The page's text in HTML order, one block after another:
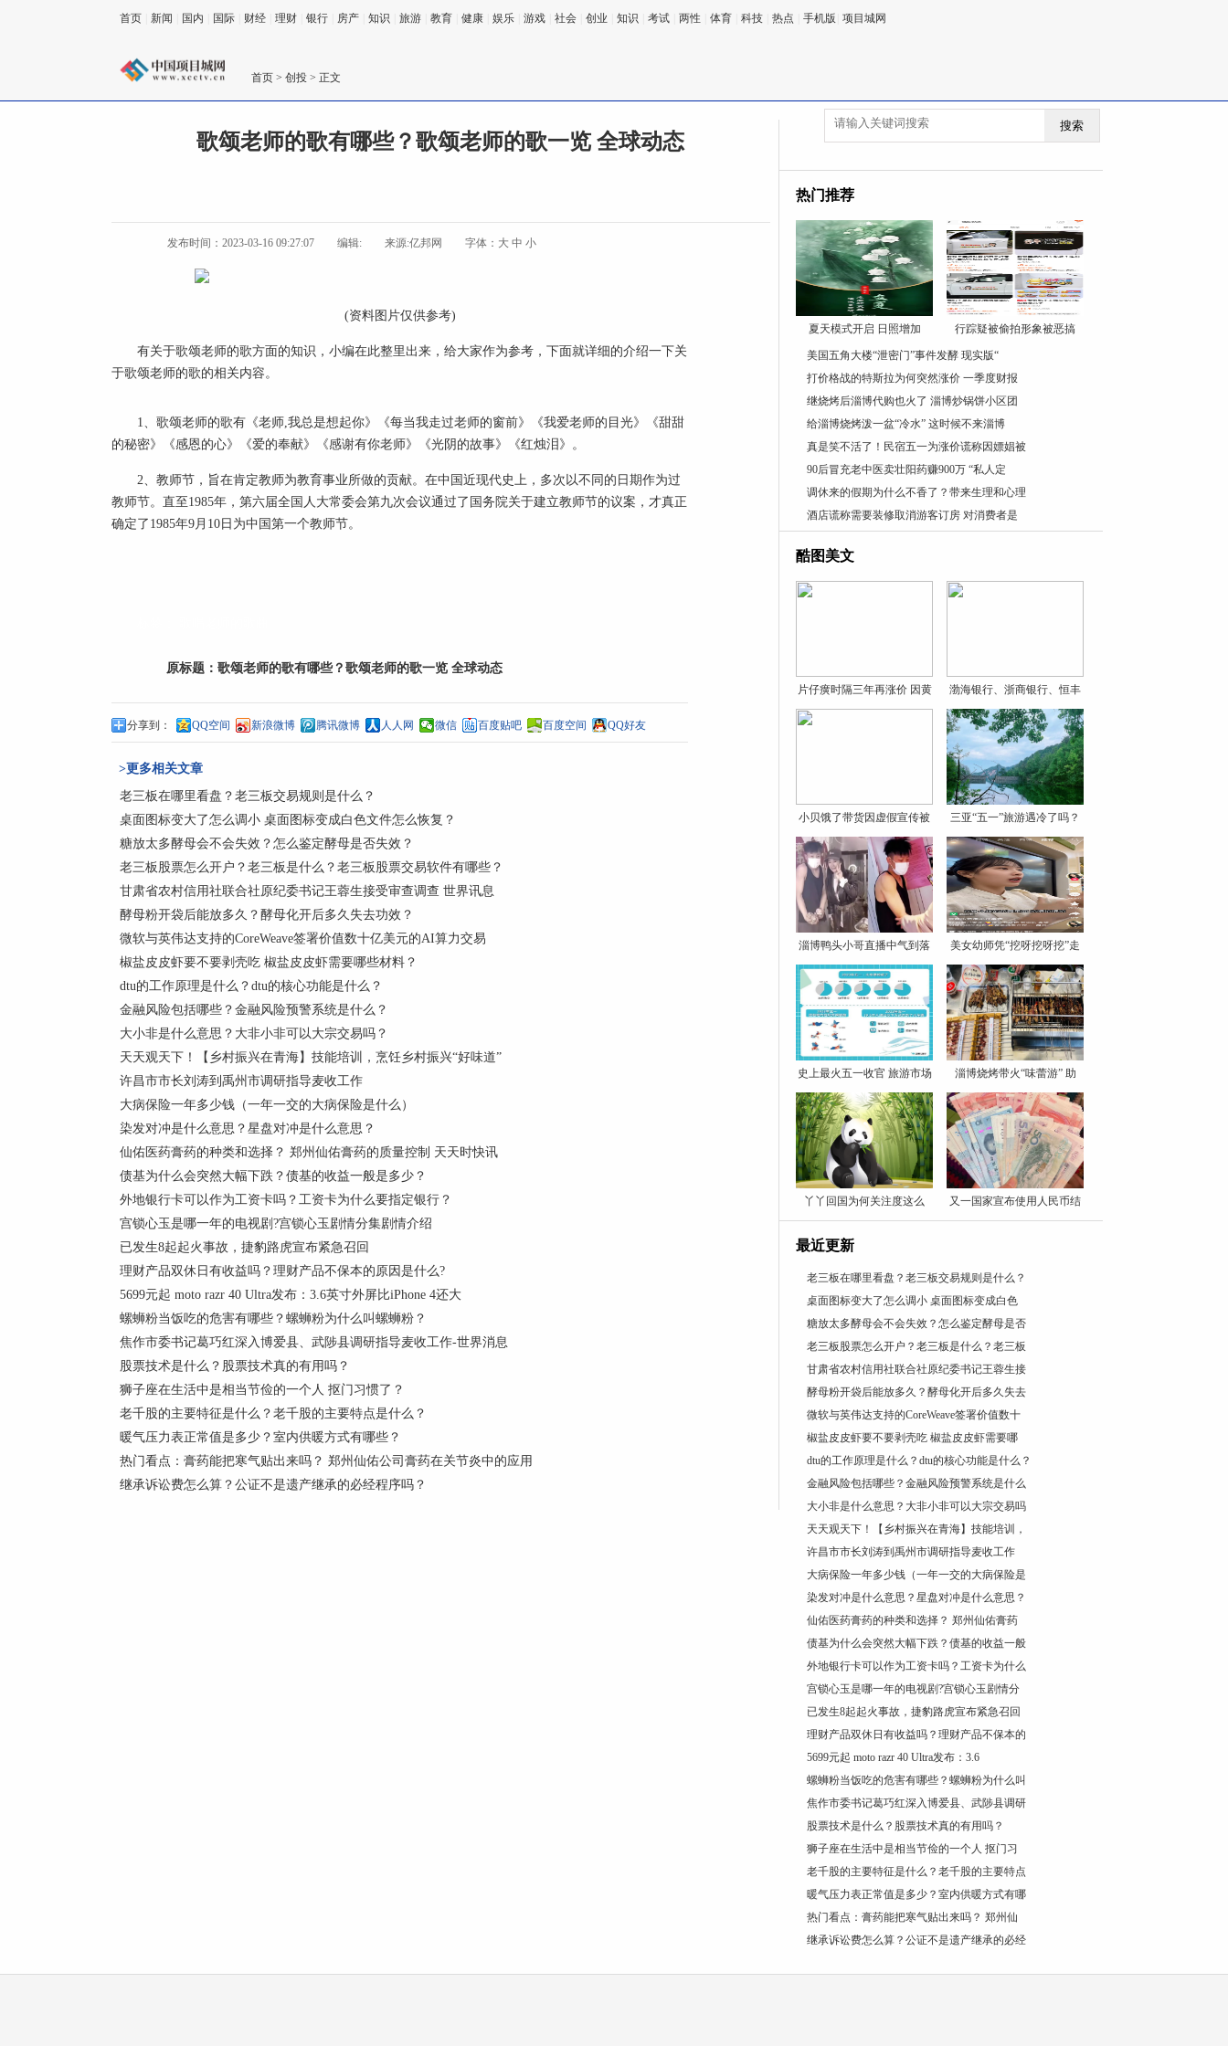
首页 新闻 国内 国际 财经 理财 银行 房产 知识 旅游 教育 健康 娱乐 游戏 社会 创业 知识 考试 两性 体育 科技 热点 手机版 项目城网
首页 > 创投 > 正文
搜索
歌颂老师的歌有哪些？歌颂老师的歌一览 全球动态
发布时间：2023-03-16 09:27:07 编辑: 来源:亿邦网 字体： 大 中 小
(资料图片仅供参考)
有关于歌颂老师的歌方面的知识，小编在此整里出来，给大家作为参考，下面就详细的介绍一下关
于歌颂老师的歌的相关内容。
1、歌颂老师的歌有《老师,我总是想起你》《每当我走过老师的窗前》《我爱老师的目光》《甜甜
的秘密》《感恩的心》《爱的奉献》《感谢有你老师》《光阴的故事》《红烛泪》。
2、教师节，旨在肯定教师为教育事业所做的贡献。在中国近现代史上，多次以不同的日期作为过
教师节。直至1985年，第六届全国人大常委会第九次会议通过了国务院关于建立教师节的议案，才真正
确定了1985年9月10日为中国第一个教师节。
原标题： 歌颂老师的歌有哪些？歌颂老师的歌一览 全球动态
分享到： QQ空间 新浪微博 腾讯微博 人人网 微信 百度贴吧 百度空间 QQ好友
>更多相关文章
老三板在哪里看盘？老三板交易规则是什么？
桌面图标变大了怎么调小 桌面图标变成白色文件怎么恢复？
糖放太多酵母会不会失效？怎么鉴定酵母是否失效？
老三板股票怎么开户？老三板是什么？老三板股票交易软件有哪些？
甘肃省农村信用社联合社原纪委书记王蓉生接受审查调查 世界讯息
酵母粉开袋后能放多久？酵母化开后多久失去功效？
微软与英伟达支持的CoreWeave签署价值数十亿美元的AI算力交易
椒盐皮皮虾要不要剥壳吃 椒盐皮皮虾需要哪些材料？
dtu的工作原理是什么？dtu的核心功能是什么？
金融风险包括哪些？金融风险预警系统是什么？
大小非是什么意思？大非小非可以大宗交易吗？
天天观天下！【乡村振兴在青海】技能培训，烹饪乡村振兴“好味道”
许昌市市长刘涛到禹州市调研指导麦收工作
大病保险一年多少钱（一年一交的大病保险是什么）
染发对冲是什么意思？星盘对冲是什么意思？
仙佑医药膏药的种类和选择？ 郑州仙佑膏药的质量控制 天天时快讯
债基为什么会突然大幅下跌？债基的收益一般是多少？
外地银行卡可以作为工资卡吗？工资卡为什么要指定银行？
宫锁心玉是哪一年的电视剧?宫锁心玉剧情分集剧情介绍
已发生8起起火事故，捷豹路虎宣布紧急召回
理财产品双休日有收益吗？理财产品不保本的原因是什么?
5699元起 moto razr 40 Ultra发布：3.6英寸外屏比iPhone 4还大
螺蛳粉当饭吃的危害有哪些？螺蛳粉为什么叫螺蛳粉？
焦作市委书记葛巧红深入博爱县、武陟县调研指导麦收工作-世界消息
股票技术是什么？股票技术真的有用吗？
狮子座在生活中是相当节俭的一个人 抠门习惯了？
老千股的主要特征是什么？老千股的主要特点是什么？
暖气压力表正常值是多少？室内供暖方式有哪些？
热门看点：膏药能把寒气贴出来吗？ 郑州仙佑公司膏药在关节炎中的应用
继承诉讼费怎么算？公证不是遗产继承的必经程序吗？
热门推荐
夏天模式开启 日照增加 行踪疑被偷拍形象被恶搞
美国五角大楼“泄密门”事件发酵 现实版“
打价格战的特斯拉为何突然涨价 一季度财报
继烧烤后淄博代购也火了 淄博炒锅饼小区团
给淄博烧烤泼一盆“冷水” 这时候不来淄博
真是笑不活了！民宿五一为涨价谎称因嫖娼被
90后冒充老中医卖壮阳药赚900万 “私人定
调休来的假期为什么不香了？带来生理和心理
酒店谎称需要装修取消游客订房 对消费者是
酷图美文
片仔癀时隔三年再涨价 因黄
渤海银行、浙商银行、恒丰
银
小贝饿了带货因虚假宣传被
罚
三亚“五一”旅游遇冷了吗？
淄博鸭头小哥直播中气到落
泪
美女幼师凭“挖呀挖呀挖”走
史上最火五一收官 旅游市场 淄博烧烤带火“味蕾游” 助
丫丫回国为何关注度这么
高？
又一国家宣布使用人民币结
算
最近更新
老三板在哪里看盘？老三板交易规则是什么？
桌面图标变大了怎么调小 桌面图标变成白色
糖放太多酵母会不会失效？怎么鉴定酵母是否
老三板股票怎么开户？老三板是什么？老三板
甘肃省农村信用社联合社原纪委书记王蓉生接
酵母粉开袋后能放多久？酵母化开后多久失去
微软与英伟达支持的CoreWeave签署价值数十
椒盐皮皮虾要不要剥壳吃 椒盐皮皮虾需要哪
dtu的工作原理是什么？dtu的核心功能是什么？
金融风险包括哪些？金融风险预警系统是什么
大小非是什么意思？大非小非可以大宗交易吗
天天观天下！【乡村振兴在青海】技能培训，
许昌市市长刘涛到禹州市调研指导麦收工作
大病保险一年多少钱（一年一交的大病保险是
染发对冲是什么意思？星盘对冲是什么意思？
仙佑医药膏药的种类和选择？ 郑州仙佑膏药
债基为什么会突然大幅下跌？债基的收益一般
外地银行卡可以作为工资卡吗？工资卡为什么
宫锁心玉是哪一年的电视剧?宫锁心玉剧情分
已发生8起起火事故，捷豹路虎宣布紧急召回
理财产品双休日有收益吗？理财产品不保本的
5699元起 moto razr 40 Ultra发布：3.6
螺蛳粉当饭吃的危害有哪些？螺蛳粉为什么叫
焦作市委书记葛巧红深入博爱县、武陟县调研
股票技术是什么？股票技术真的有用吗？
狮子座在生活中是相当节俭的一个人 抠门习
老千股的主要特征是什么？老千股的主要特点
暖气压力表正常值是多少？室内供暖方式有哪
热门看点：膏药能把寒气贴出来吗？ 郑州仙
继承诉讼费怎么算？公证不是遗产继承的必经